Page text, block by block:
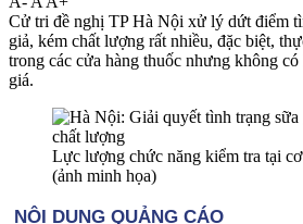
Cử tri đề nghị TP Hà Nội xử lý dứt điểm
giả, kém chất lượng rất nhiều, đặc biệt,
trong các cửa hàng thuốc nhưng không
giá.
Lực lượng chức năng kiểm tra tại
(ảnh minh họa)